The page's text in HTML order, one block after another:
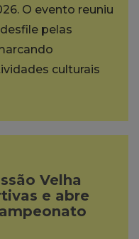
O evento reuniu
pelas
culturais
Velha
e abre